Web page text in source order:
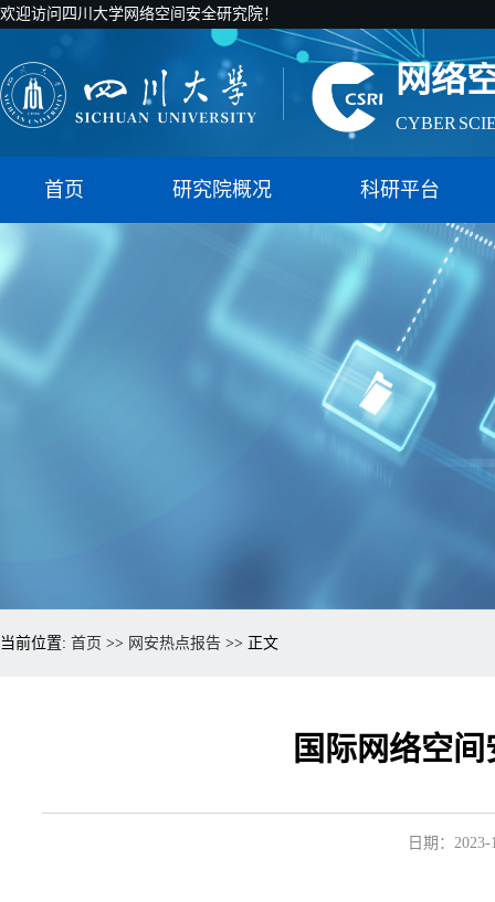
欢迎访问四川大学网络空间安全研究院！
网络
CYBER
国家智能
首页 研究院概况 科研平台
当前位置: 首页 >> 网安热点报告 >> 正文
国际网络空
日期：2023-